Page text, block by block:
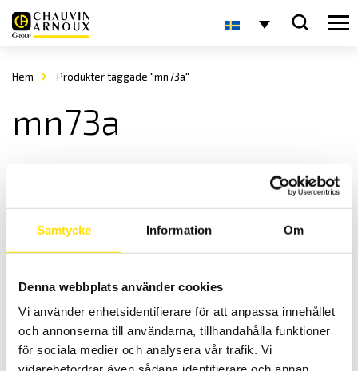
Samtycke Information Om
Denna webbplats använder cookies
Vi använder enhetsidentifierare för att anpassa innehållet
och annonserna till användarna, tillhandahålla funktioner
för sociala medier och analysera vår trafik. Vi
Hem Produkter taggade "mn73a"
mn73a
Tillbehör installationstestare läckström
Läckströmstänger till Chauvin-Arnoux installationstestare.
3,395.00 kr – 4,895.00kr Prisintervall:
3,395.00 kr
till
LÄS MER